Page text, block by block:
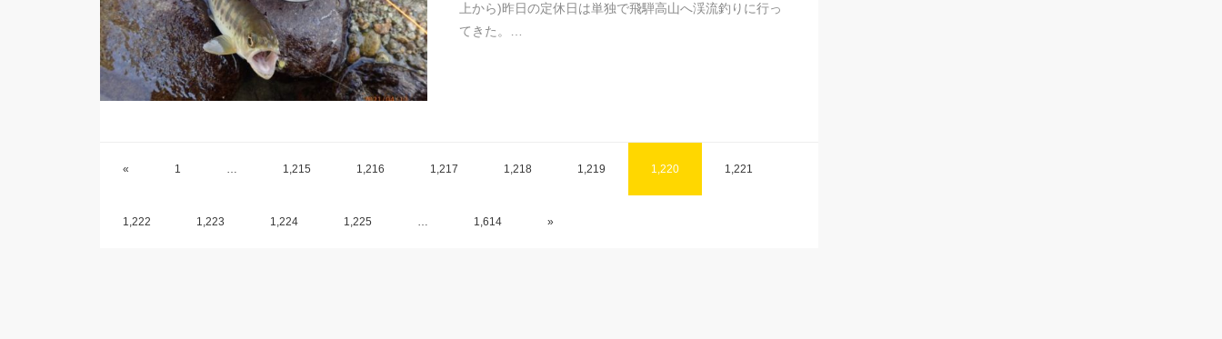
上から)昨日の定休日は単独で飛騨高山へ渓流釣りに行っ
てきた。…
« 1 … 1,215 1,216 1,217 1,218 1,219 1,220 1,221
1,222 1,223 1,224 1,225 … 1,614 »